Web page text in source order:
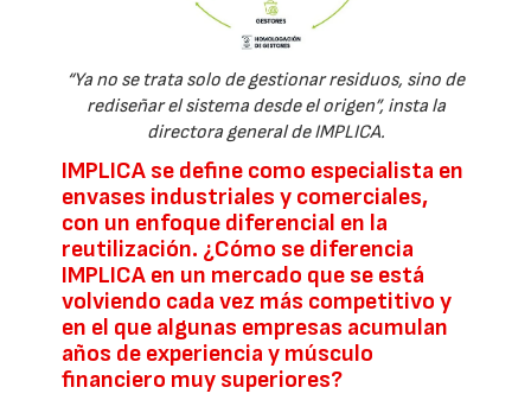
“Ya no se trata solo de gestionar residuos, sino de
rediseñar el sistema desde el origen”, insta la
directora general de IMPLICA.
IMPLICA se define como especialista en
envases industriales y comerciales,
con un enfoque diferencial en la
reutilización. ¿Cómo se diferencia
IMPLICA en un mercado que se está
volviendo cada vez más competitivo y
en el que algunas empresas acumulan
años de experiencia y músculo
financiero muy superiores?